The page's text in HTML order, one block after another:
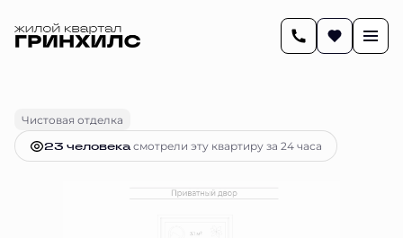
Чистовая отделка
23 человекaсмотрели эту квартиру за 24 часа